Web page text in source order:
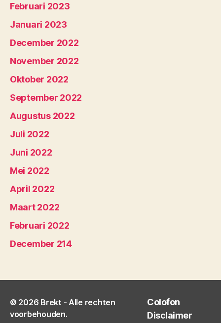
Februari 2023
Januari 2023
December 2022
November 2022
Oktober 2022
September 2022
Augustus 2022
Juli 2022
Juni 2022
Mei 2022
April 2022
Maart 2022
Februari 2022
December 214
© 2026 Brekt - Alle rechten
voorbehouden.
Colofon
Disclaimer